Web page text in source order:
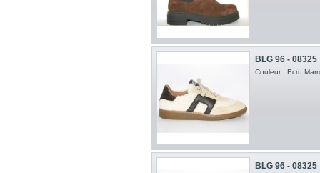
BLG 96 - 08325
Couleur : Ecru
BLG 96 - 08325